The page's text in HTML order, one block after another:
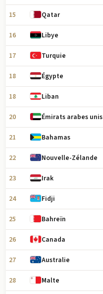
15 Qatar
16 Libye
17 Turquie
18 Égypte
18 Liban
20 Émirats arabes unis
21 Bahamas
22 Nouvelle-Zélande
23 Irak
24 Fidji
25 Bahreïn
26 Canada
27 Australie
28 Malte